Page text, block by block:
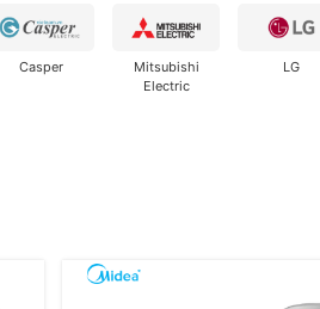
Casper
Mitsubishi
Electric
LG